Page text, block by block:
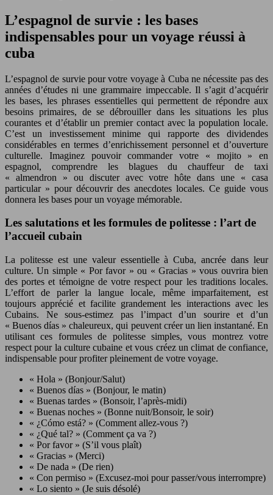
L’espagnol de survie : les bases
indispensables pour un voyage réussi à
cuba
L’espagnol de survie pour votre voyage à Cuba ne nécessite pas des
années d’études ni une grammaire impeccable. Il s’agit d’acquérir
les bases, les phrases essentielles qui permettent de répondre aux
besoins primaires, de se débrouiller dans les situations les plus
courantes et d’établir un premier contact avec la population locale.
C’est un investissement minime qui rapporte des dividendes
considérables en termes d’enrichissement personnel et d’ouverture
culturelle. Imaginez pouvoir commander votre « mojito » en
espagnol, comprendre les blagues du chauffeur de taxi
« almendron » ou discuter avec votre hôte dans une « casa
particular » pour découvrir des anecdotes locales. Ce guide vous
donnera les bases pour un voyage mémorable.
Les salutations et les formules de politesse : l’art de
l’accueil cubain
La politesse est une valeur essentielle à Cuba, ancrée dans leur
culture. Un simple « Por favor » ou « Gracias » vous ouvrira bien
des portes et témoigne de votre respect pour les traditions locales.
L’effort de parler la langue locale, même imparfaitement, est
toujours apprécié et facilite grandement les interactions avec les
Cubains. Ne sous-estimez pas l’impact d’un sourire et d’un
« Buenos días » chaleureux, qui peuvent créer un lien instantané. En
utilisant ces formules de politesse simples, vous montrez votre
respect pour la culture cubaine et vous créez un climat de confiance,
indispensable pour profiter pleinement de votre voyage.
« Hola » (Bonjour/Salut)
« Buenos días » (Bonjour, le matin)
« Buenas tardes » (Bonsoir, l’après-midi)
« Buenas noches » (Bonne nuit/Bonsoir, le soir)
« ¿Cómo está? » (Comment allez-vous ?)
« ¿Qué tal? » (Comment ça va ?)
« Por favor » (S’il vous plaît)
« Gracias » (Merci)
« De nada » (De rien)
« Con permiso » (Excusez-moi pour passer/vous interrompre)
« Lo siento » (Je suis désolé)